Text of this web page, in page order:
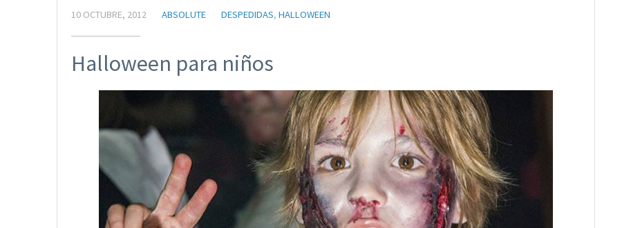
10 OCTUBRE, 2012 ABSOLUTE DESPEDIDAS, HALLOWEEN
Halloween para niños